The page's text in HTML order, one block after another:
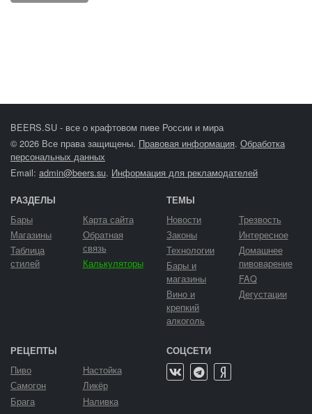
BEERS.SU - все о крафтовом пиве России и мира
© 2026 Все права защищены. Правовая информация. Обработка
персональных данных
Email: admin@beers.su. Информация для рекламодателей
РАЗДЕЛЫ
Бары
Магазины
Таблица
стилей
Карта сайта
Обратная
связь
Калькуляторы
ТЕМЫ
Новости
Законы
Технологии
Бары и
магазины
Вино и
крепкий
алкоголь
Трезвость
Интересное
Домашнее
пивоварение
FAQ
Дегустации
РЕЦЕПТЫ
Пиво
Самогон
Брага
Настойка
Ликёр
Наливка
СОЦСЕТИ